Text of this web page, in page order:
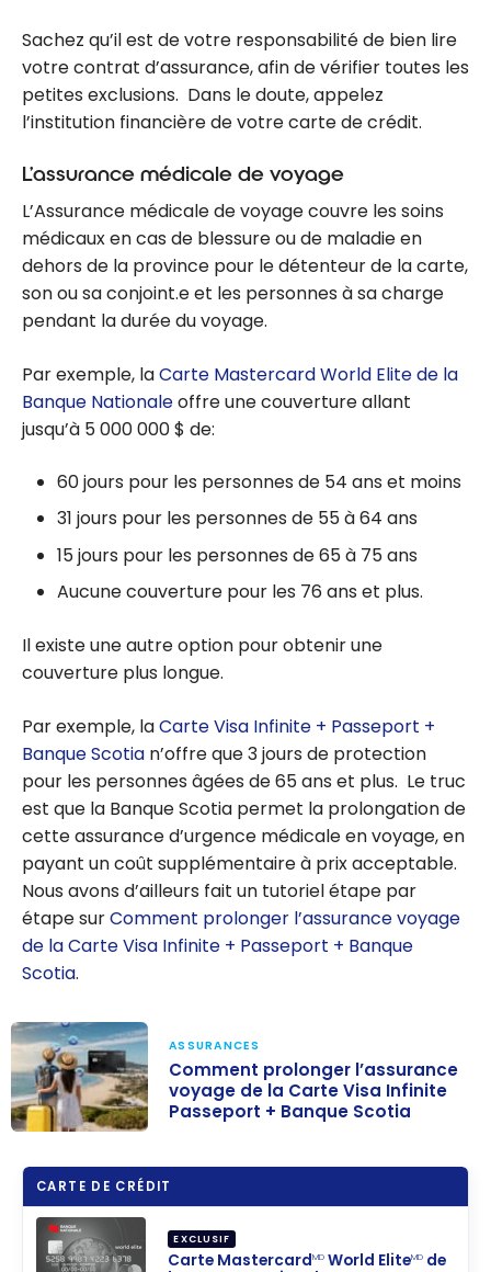
Sachez qu’il est de votre responsabilité de bien lire
votre contrat d’assurance, afin de vérifier toutes les
petites exclusions. Dans le doute, appelez
l’institution financière de votre carte de crédit.
L’assurance médicale de voyage
L’Assurance médicale de voyage couvre les soins
médicaux en cas de blessure ou de maladie en
dehors de la province pour le détenteur de la carte,
son ou sa conjoint.e et les personnes à sa charge
pendant la durée du voyage.
Par exemple, laCarte Mastercard World Elite de la
Banque Nationaleoffre une couverture allant
jusqu’à 5 000 000 $ de:
60 jours pour les personnes de 54 ans et moins
31 jours pour les personnes de 55 à 64 ans
15 jours pour les personnes de 65 à 75 ans
Aucune couverture pour les 76 ans et plus.
Il existe une autre option pour obtenir une
couverture plus longue.
Par exemple, laCarte Visa Infinite + Passeport +
Banque Scotia n’offre que 3 jours de protection
pour les personnes âgées de 65 ans et plus. Le truc
est que la Banque Scotia permet la prolongation de
cette assurance d’urgence médicale en voyage, en
payant un coût supplémentaire à prix acceptable.
Nous avons d’ailleurs fait un tutoriel étape par
étape surComment prolonger l’assurance voyage
de la Carte Visa Infinite + Passeport + Banque
Scotia.
prolonger
l’assurance
voyage de la
Carte Visa
ASSURANCES
Comment prolonger l’assurance
voyage de la Carte Visa Infinite
Passeport + Banque Scotia
CARTE DE CRÉDIT
EXCLUSIF
Carte MastercardMD World EliteMD de